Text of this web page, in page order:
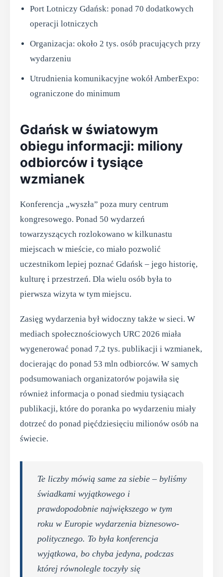
Port Lotniczy Gdańsk: ponad 70 dodatkowych
operacji lotniczych
Organizacja: około 2 tys. osób pracujących przy
wydarzeniu
Utrudnienia komunikacyjne wokół AmberExpo:
ograniczone do minimum
Gdańsk w światowym
obiegu informacji: miliony
odbiorców i tysiące
wzmianek
Konferencja „wyszła” poza mury centrum
kongresowego. Ponad 50 wydarzeń
towarzyszących rozlokowano w kilkunastu
miejscach w mieście, co miało pozwolić
uczestnikom lepiej poznać Gdańsk – jego historię,
kulturę i przestrzeń. Dla wielu osób była to
pierwsza wizyta w tym miejscu.
Zasięg wydarzenia był widoczny także w sieci. W
mediach społecznościowych URC 2026 miała
wygenerować ponad 7,2 tys. publikacji i wzmianek,
docierając do ponad 53 mln odbiorców. W samych
podsumowaniach organizatorów pojawiła się
również informacja o ponad siedmiu tysiącach
publikacji, które do poranka po wydarzeniu miały
dotrzeć do ponad pięćdziesięciu milionów osób na
świecie.
Te liczby mówią same za siebie – byliśmy
świadkami wyjątkowego i
prawdopodobnie największego w tym
roku w Europie wydarzenia biznesowo-
politycznego. To była konferencja
wyjątkowa, bo chyba jedyna, podczas
której równolegle toczyły się